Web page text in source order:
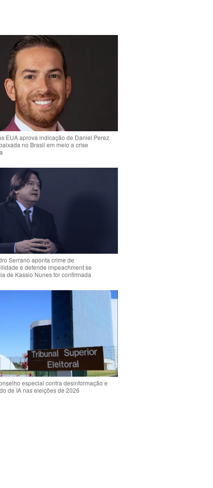
EUA aprova indicação de Daniel Perez
no Brasil em meio a crise
Serrano aponta crime de
e defende impeachment se
de Kassio Nunes for confirmada
especial contra desinformação e
de IA nas eleições de 2026